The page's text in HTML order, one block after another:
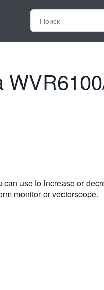
use to increase or
monitor or vectorscope.